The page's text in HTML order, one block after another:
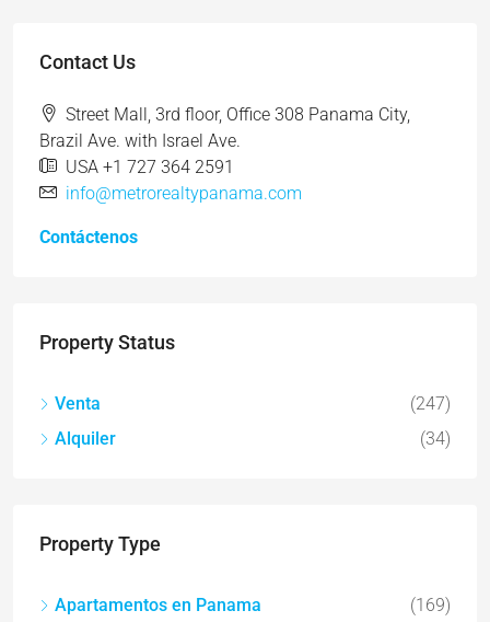
Contact Us
Street Mall, 3rd floor, Office 308 Panama City,
Brazil Ave. with Israel Ave.
USA +1 727 364 2591
info@metrorealtypanama.com
Contáctenos
Property Status
Venta
(247)
Alquiler
(34)
Property Type
Apartamentos en Panama
(169)